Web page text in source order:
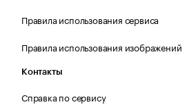
Правила использования сервиса
Правила использования изображений
Контакты
Справка по сервису